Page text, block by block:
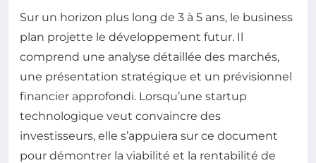
Sur un horizon plus long de 3 à 5 ans, le business
plan projette le développement futur. Il
comprend une analyse détaillée des marchés,
une présentation stratégique et un prévisionnel
financier approfondi. Lorsqu’une startup
technologique veut convaincre des
investisseurs, elle s’appuiera sur ce document
pour démontrer la viabilité et la rentabilité de